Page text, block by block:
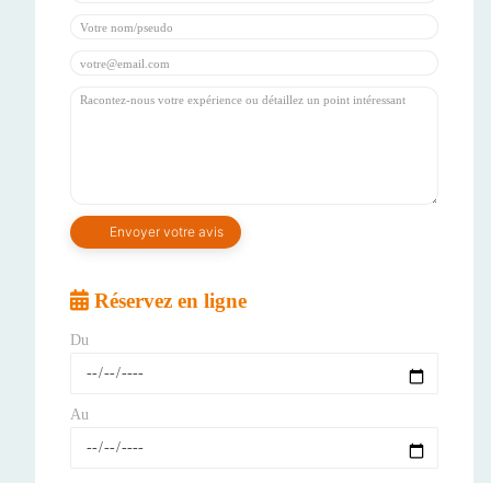
Réservez en ligne
Du
Au